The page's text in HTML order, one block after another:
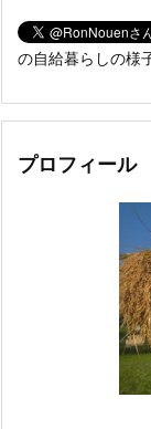
の自給暮らしの様
プロフィール